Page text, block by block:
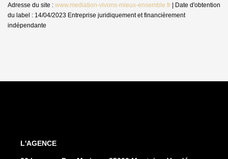
Adresse du site : www.mediation-vivons-mieux-ensemble.fr | Date d'obtention
du label : 14/04/2023 Entreprise juridiquement et financièrement
indépendante
L'AGENCE